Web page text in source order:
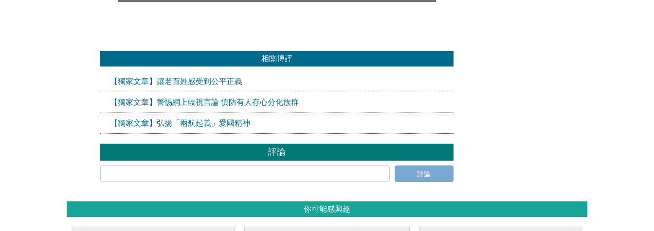
相關博評
【獨家文章】讓老百姓感受到公平正義
【獨家文章】警惕網上歧視言論 慎防有人存心分化族群
【獨家文章】弘揚「兩航起義」愛國精神
評論
評論
你可能感興趣